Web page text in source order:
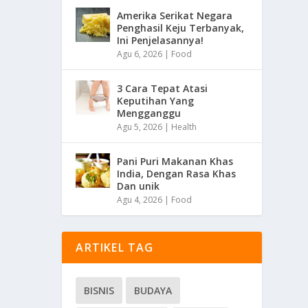
Amerika Serikat Negara
Penghasil Keju Terbanyak,
Ini Penjelasannya!
Agu 6, 2026 | Food
3 Cara Tepat Atasi
Keputihan Yang
Mengganggu
Agu 5, 2026 | Health
Pani Puri Makanan Khas
India, Dengan Rasa Khas
Dan unik
Agu 4, 2026 | Food
ARTIKEL TAG
BISNIS BUDAYA